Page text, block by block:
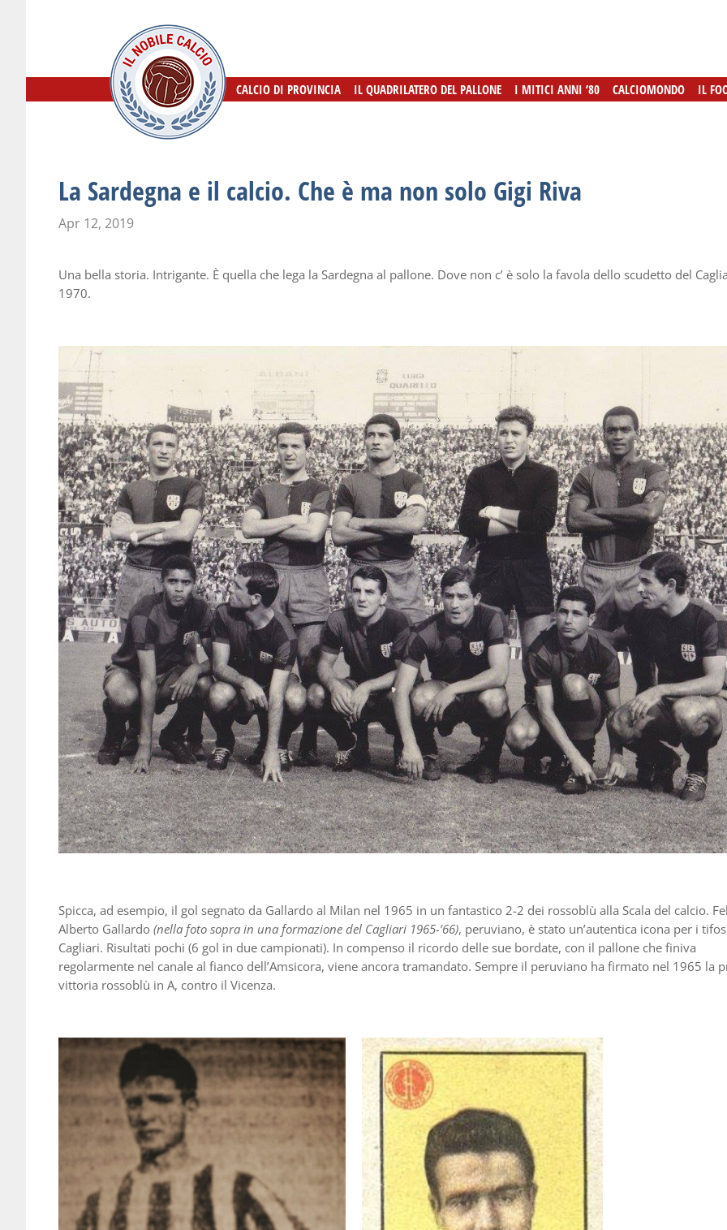
CALCIO DI PROVINCIA IL QUADRILATERO DEL PALLONE I MITICI ANNI ’80 CALCIOMONDO IL
CALCIO DI PROVINCIA IL QUADRILATERO DEL PALLONE I MITICI ANNI ’80 CALCIOMONDO IL
La Sardegna e il calcio. Che è ma non solo Gigi Riva
Apr 12, 2019
Una bella storia. Intrigante. È quella che lega la Sardegna al pallone. Dove non c’ è solo la favola dello scudetto del
1970.
Spicca, ad esempio, il gol segnato da Gallardo al Milan nel 1965 in un fantastico 2-2 dei rossoblù alla Scala del calcio.
Alberto Gallardo (nella foto sopra in una formazione del Cagliari 1965-’66), peruviano, è stato un’autentica icona per i
Cagliari. Risultati pochi (6 gol in due campionati). In compenso il ricordo delle sue bordate, con il pallone che finiva
regolarmente nel canale al fianco dell’Amsicora, viene ancora tramandato. Sempre il peruviano ha firmato nel 1965 la
vittoria rossoblù in A, contro il Vicenza.